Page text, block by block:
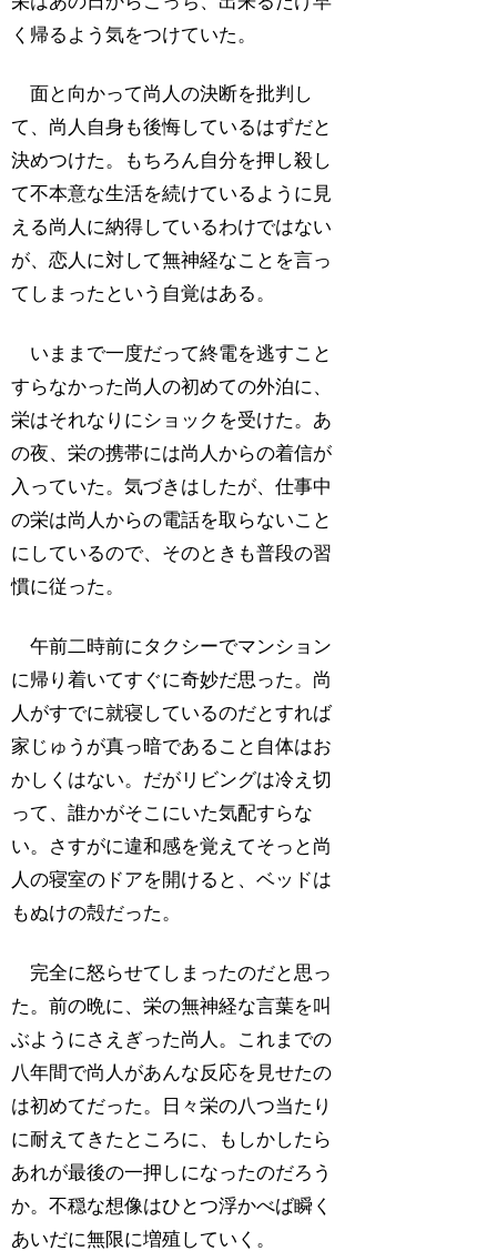
く帰るよう気をつけていた。
面と向かって尚人の決断を批判し
て、尚人自身も後悔しているはずだと
決めつけた。もちろん自分を押し殺し
て不本意な生活を続けているように見
える尚人に納得しているわけではない
が、恋人に対して無神経なことを言っ
てしまったという自覚はある。
いままで一度だって終電を逃すこと
すらなかった尚人の初めての外泊に、
栄はそれなりにショックを受けた。あ
の夜、栄の携帯には尚人からの着信が
入っていた。気づきはしたが、仕事中
の栄は尚人からの電話を取らないこと
にしているので、そのときも普段の習
慣に従った。
午前二時前にタクシーでマンション
に帰り着いてすぐに奇妙だ思った。尚
人がすでに就寝しているのだとすれば
家じゅうが真っ暗であること自体はお
かしくはない。だがリビングは冷え切
って、誰かがそこにいた気配すらな
い。さすがに違和感を覚えてそっと尚
人の寝室のドアを開けると、ベッドは
もぬけの殻だった。
完全に怒らせてしまったのだと思っ
た。前の晩に、栄の無神経な言葉を叫
ぶようにさえぎった尚人。これまでの
八年間で尚人があんな反応を見せたの
は初めてだった。日々栄の八つ当たり
に耐えてきたところに、もしかしたら
あれが最後の一押しになったのだろう
か。不穏な想像はひとつ浮かべば瞬く
あいだに無限に増殖していく。